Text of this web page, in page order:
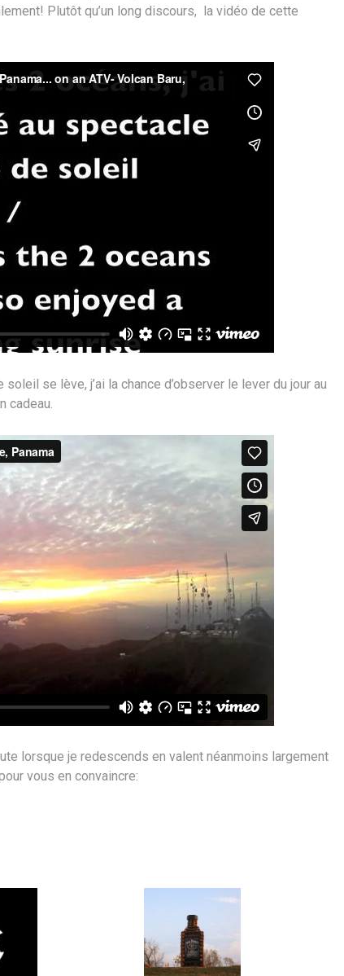
Plutôt qu’un long discours, la vidéo de cette
se lève, j’ai la chance d’observer le lever du jour au
cadeau.
lorsque je redescends en valent néanmoins largement
vous en convaincre: